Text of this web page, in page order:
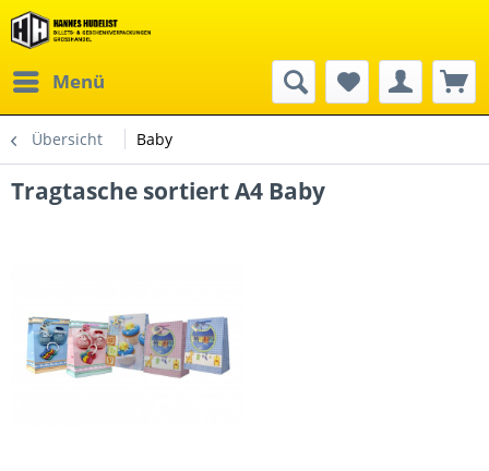
Menü
Übersicht Baby
Tragtasche sortiert A4 Baby